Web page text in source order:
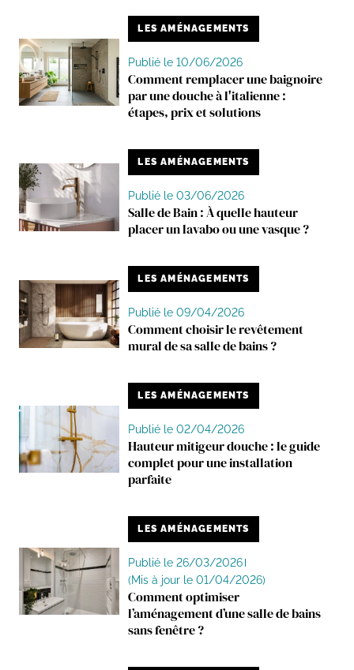
LES AMÉNAGEMENTS
Publié le 10/06/2026
Comment remplacer une baignoire
par une douche à l'italienne :
étapes, prix et solutions
LES AMÉNAGEMENTS
Publié le 03/06/2026
Salle de Bain : À quelle hauteur
placer un lavabo ou une vasque ?
LES AMÉNAGEMENTS
Publié le 09/04/2026
Comment choisir le revêtement
mural de sa salle de bains ?
LES AMÉNAGEMENTS
Publié le 02/04/2026
Hauteur mitigeur douche : le guide
complet pour une installation
parfaite
LES AMÉNAGEMENTS
Publié le 26/03/2026
(Mis à jour le 01/04/2026)
Comment optimiser
l’aménagement d’une salle de bains
sans fenêtre ?